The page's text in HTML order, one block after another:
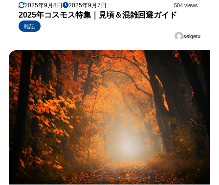
2025年9月8日 2025年9月7日 504 views
2025年コスモス特集｜見頃＆混雑回避ガイド
雑記
seigetu